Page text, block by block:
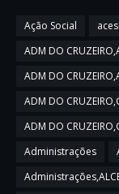
Ação Social
ADM DO
ADM DO
ADM DO
ADM DO
Administrações